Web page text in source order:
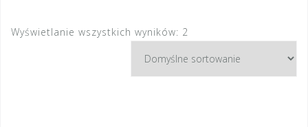
Wyświetlanie wszystkich wyników: 2